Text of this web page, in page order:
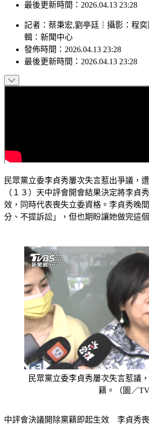
最後更新時間：2026.04.13 23:28
記者 ： 蔡秉宏,劉亭廷 攝影 ： 程
輯 ： 新聞中心
發佈時間： 2026.04.13 23:28
最後更新時間： 2026.04.13 23:28
民眾黨立委李貞秀屢次失言惹出爭議，
（１３）天中評會開會結果決定將李貞
效，同時代表喪失立委資格。李貞秀晚
分、不提訴訟」，但也期盼讓她做完這
民眾黨立委李貞秀屢次失言惹議
籍。（圖／
中評會決議開除黨籍即起生效　李貞秀